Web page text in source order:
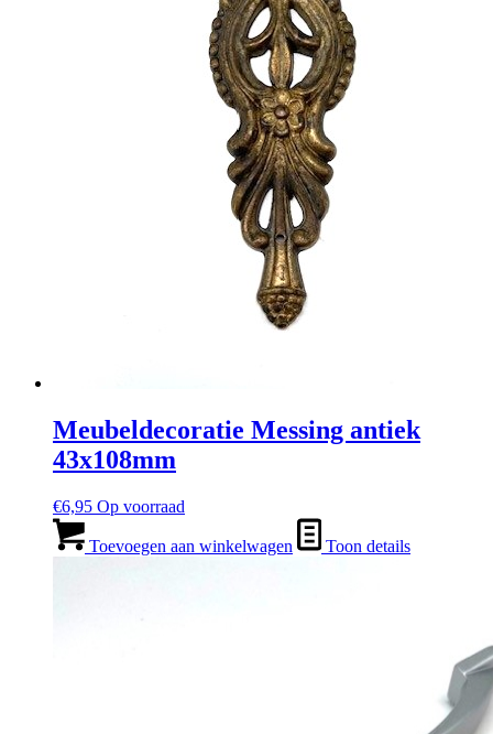
Meubeldecoratie Messing antiek
43x108mm
€6,95 Op voorraad
Toevoegen aan winkelwagen Toon details